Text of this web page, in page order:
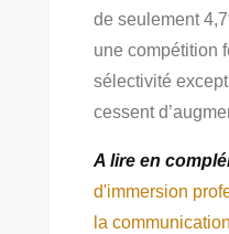
de seulement
une compétition
sélectivité
cessent
A lire en
d'immersion
la